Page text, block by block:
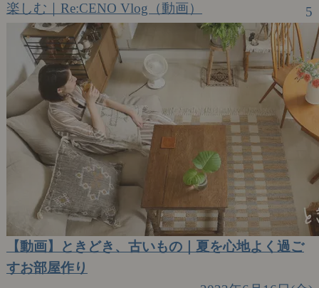
楽しむ｜Re:CENO Vlog（動画）
5
【動画】ときどき、古いもの｜夏を心地よく過ご
すお部屋作り